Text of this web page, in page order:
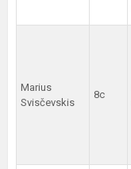
Marius
Svisčevskis
8c